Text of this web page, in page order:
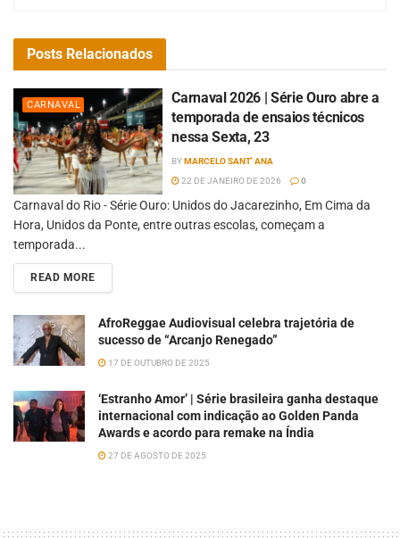
Posts Relacionados
CARNAVAL
Carnaval 2026 | Série Ouro abre a
temporada de ensaios técnicos
nessa Sexta, 23
BYMARCELO SANT' ANA
22 DE JANEIRO DE 2026
0
Carnaval do Rio - Série Ouro: Unidos do Jacarezinho, Em Cima da
Hora, Unidos da Ponte, entre outras escolas, começam a
temporada...
READ MORE
AfroReggae Audiovisual celebra trajetória de
sucesso de “Arcanjo Renegado”
17 DE OUTUBRO DE 2025
‘Estranho Amor’ | Série brasileira ganha destaque
internacional com indicação ao Golden Panda
Awards e acordo para remake na Índia
27 DE AGOSTO DE 2025